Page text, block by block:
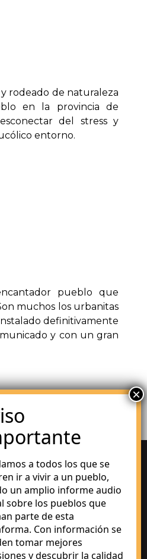
rodeado de naturaleza
en la provincia de
del stress y
entorno.
pueblo que
muchos los urbanitas
definitivamente
y con un gran
nuestra Newsletter
a todos los que se
ir a vivir a un pueblo,
un amplio informe audio
sobre los pueblos que
parte de esta
Con información se
tomar mejores
y descubrir la calidad